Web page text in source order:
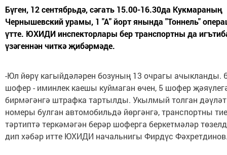
Бүген, 12 сентябрьдә, сәгать 15.00-16.30да Кукмараның
Чернышевский урамы, 1 "А" йорт янында "Тоннель"
үтте. ЮХИДИ инспекторлары бер транспортны да
үзәгеннән читкә җибәрмәде.
-Юл йөрү кагыйдәләрен бозуның 13 очрагы ачыкланды.
шофер - иминлек каешы куймаган өчен, 5 шофер
бирмәгәнгә штрафка тартылды. Укылмый толган дәүләт
номеры булган автомобильдә йөргәнгә, транспортны
тәртиптә теркәмәгән берәр шоферга беркетмәләр
дип хәбәр итте ЮХИДИ начальнигы Фирдүс